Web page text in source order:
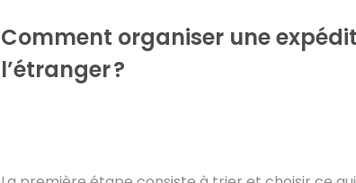
Comment organiser une
l’étranger ?